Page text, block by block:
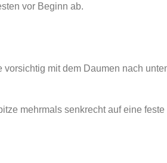
vor Beginn ab.
mit dem Daumen nach
mehrmals senkrecht auf eine